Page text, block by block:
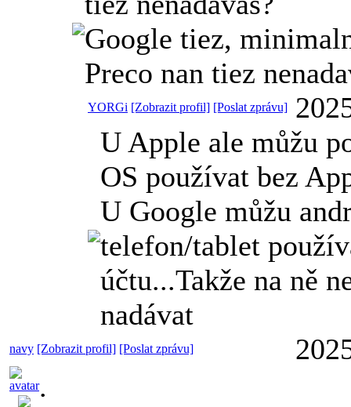
Google tiez,
Preco nan tiez
YORGi [Zobrazit profil] [Poslat zprávu]
U Apple ale můžu
OS používat bez
U Google můžu
telefon/tablet
účtu...Takže na ně
nadávat
navy [Zobrazit profil] [Poslat zprávu]
.